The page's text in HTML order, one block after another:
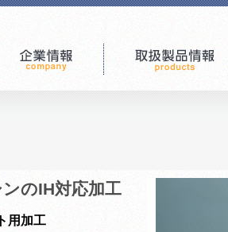
のIH対応加工
用加工